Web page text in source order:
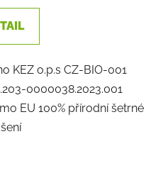
KEZ o.p.s CZ-BIO-001
0000038.2023.001
EU 100% přírodní šetrné